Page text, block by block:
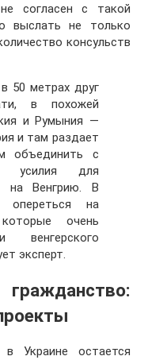
согласен с такой
выслать не только
консульств
50 метрах друг
в похожей
и Румыния —
и там раздает
объединить с
усилия для
на Венгрию. В
на
очень
венгерского
эксперт.
в Украине остается